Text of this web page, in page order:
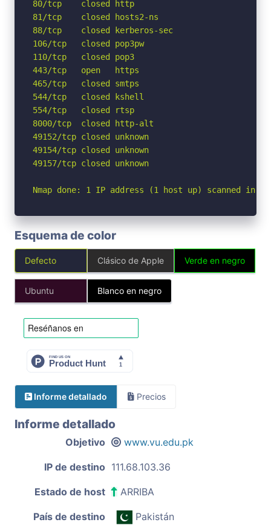
80/tcp    closed http
81/tcp    closed hosts2-ns
88/tcp    closed kerberos-sec
106/tcp   closed pop3pw
110/tcp   closed pop3
443/tcp   open   https
465/tcp   closed smtps
544/tcp   closed kshell
554/tcp   closed rtsp
8000/tcp  closed http-alt
49152/tcp closed unknown
49154/tcp closed unknown
49157/tcp closed unknown
Nmap done: 1 IP address (1 host up) scanned in
Esquema de color
Defecto Clásico de Apple Verde en negro
Ubuntu Blanco en negro
Informe detallado Precios
Informe detallado
Objetivo www.vu.edu.pk
IP de destino 111.68.103.36
Estado de host ARRIBA
País de destino Pakistán